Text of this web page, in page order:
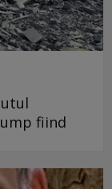
fiind